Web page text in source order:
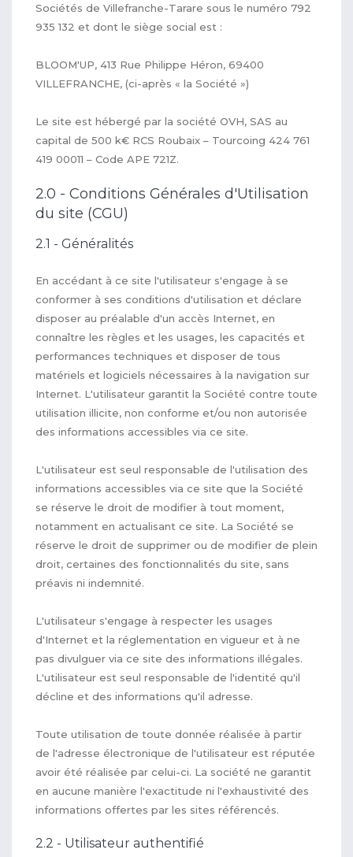
Sociétés de Villefranche-Tarare sous le numéro 792
935 132 et dont le siège social est :
BLOOM'UP, 413 Rue Philippe Héron, 69400
VILLEFRANCHE, (ci-après « la Société »)
Le site est hébergé par la société OVH, SAS au
capital de 500 k€ RCS Roubaix – Tourcoing 424 761
419 00011 – Code APE 721Z.
2.0 - Conditions Générales d'Utilisation
du site (CGU)
2.1 - Généralités
En accédant à ce site l'utilisateur s'engage à se
conformer à ses conditions d'utilisation et déclare
disposer au préalable d'un accès Internet, en
connaître les règles et les usages, les capacités et
performances techniques et disposer de tous
matériels et logiciels nécessaires à la navigation sur
Internet. L'utilisateur garantit la Société contre toute
utilisation illicite, non conforme et/ou non autorisée
des informations accessibles via ce site.
L'utilisateur est seul responsable de l'utilisation des
informations accessibles via ce site que la Société
se réserve le droit de modifier à tout moment,
notamment en actualisant ce site. La Société se
réserve le droit de supprimer ou de modifier de plein
droit, certaines des fonctionnalités du site, sans
préavis ni indemnité.
L'utilisateur s'engage à respecter les usages
d'Internet et la réglementation en vigueur et à ne
pas divulguer via ce site des informations illégales.
L'utilisateur est seul responsable de l'identité qu'il
décline et des informations qu'il adresse.
Toute utilisation de toute donnée réalisée à partir
de l'adresse électronique de l'utilisateur est réputée
avoir été réalisée par celui-ci. La société ne garantit
en aucune manière l'exactitude ni l'exhaustivité des
informations offertes par les sites référencés.
2.2 - Utilisateur authentifié